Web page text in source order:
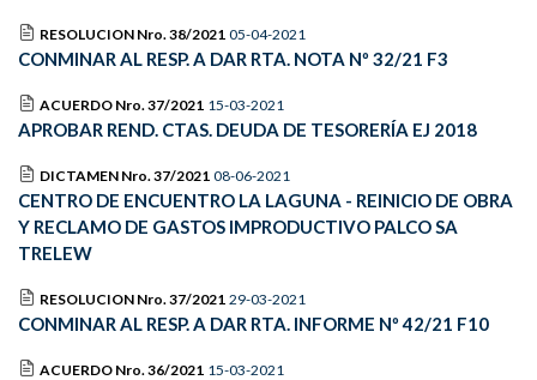
RESOLUCION Nro. 38/2021 05-04-2021
CONMINAR AL RESP. A DAR RTA. NOTA Nº 32/21 F3
ACUERDO Nro. 37/2021 15-03-2021
APROBAR REND. CTAS. DEUDA DE TESORERÍA EJ 2018
DICTAMEN Nro. 37/2021 08-06-2021
CENTRO DE ENCUENTRO LA LAGUNA - REINICIO DE OBRA
Y RECLAMO DE GASTOS IMPRODUCTIVO PALCO SA
TRELEW
RESOLUCION Nro. 37/2021 29-03-2021
CONMINAR AL RESP. A DAR RTA. INFORME Nº 42/21 F10
ACUERDO Nro. 36/2021 15-03-2021